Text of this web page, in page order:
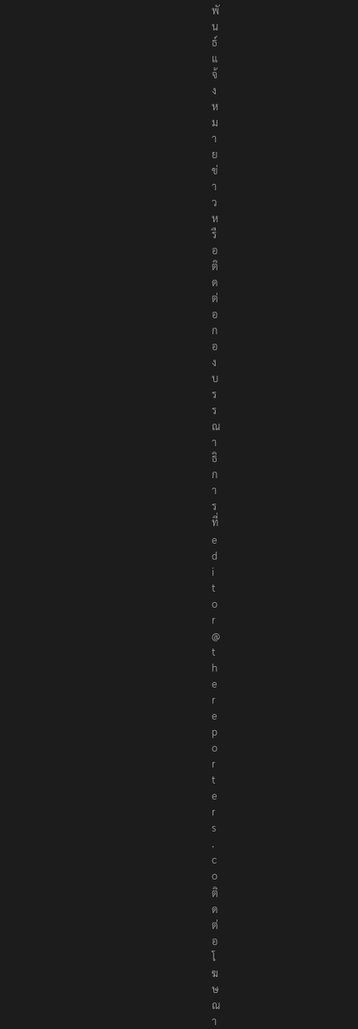
พั
น
ธ์
แ
จ้
ง
ห
ม
า
ย
ข่
า
ว
ห
รื
อ
ติ
ด
ต่
อ
ก
อ
ง
บ
ร
ร
ณ
า
ธิ
ก
า
ร
ที่
e
d
i
t
o
r
@
t
h
e
r
e
p
o
r
t
e
r
s
.
c
o
ติ
ด
ต่
อ
โ
ฆ
ษ
ณ
า